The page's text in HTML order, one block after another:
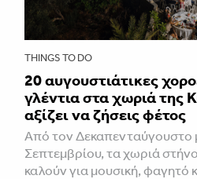
THINGS TO DO
20 αυγουστιάτικες
γλέντια στα χωριά της
αξίζει να ζήσεις φέτος
Από τον Δεκαπενταύγουστο
Σεπτεμβρίου, τα χωριά
καλούν για μουσική, φαγητό